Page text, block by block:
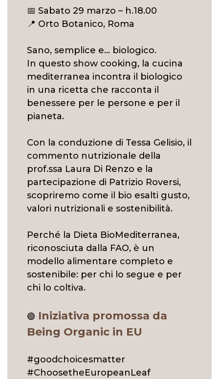
📅 Sabato 29 marzo – h.18.00
📍 Orto Botanico, Roma
Sano, semplice e… biologico.
In questo show cooking, la cucina
mediterranea incontra il biologico
in una ricetta che racconta il
benessere per le persone e per il
pianeta.
Con la conduzione di Tessa Gelisio, il
commento nutrizionale della
prof.ssa Laura Di Renzo e la
partecipazione di Patrizio Roversi,
scopriremo come il bio esalti gusto,
valori nutrizionali e sostenibilità.
Perché la Dieta BioMediterranea,
riconosciuta dalla FAO, è un
modello alimentare completo e
sostenibile: per chi lo segue e per
chi lo coltiva.
🟢 Iniziativa promossa da
Being Organic in EU
#goodchoicesmatter
#ChoosetheEuropeanLeaf